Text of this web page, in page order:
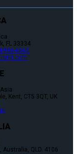
FL 33334
986-6665
Kent, CT5 3QT, UK
QLD. 4106